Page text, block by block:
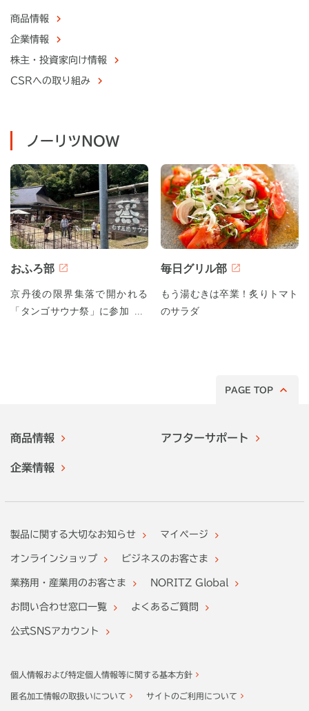
商品情報
企業情報
株主・ 投資家向け情報
CSRへの取り組み
ノーリツNOW
おふろ部
京丹後の限界集落で開かれる
「タンゴサウナ祭」に参加して
毎日グリル部
もう湯むきは卒業！炙りトマト
のサラダ
PAGE TOP
商品情報 アフターサポート
企業情報
製品に関する大切なお知らせ マイページ
オンラインショップ ビジネスのお客さま
業務用・産業用のお客さま NORITZ Global
お問い合わせ窓口一覧 よくあるご質問
公式SNSアカウント
個人情報および特定個人情報等に関する基本方針
匿名加工情報の取扱いについて サイトのご利用について